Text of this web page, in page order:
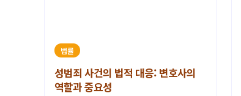
법률
성범죄 사건의 법적 대응: 변호사의
역할과 중요성